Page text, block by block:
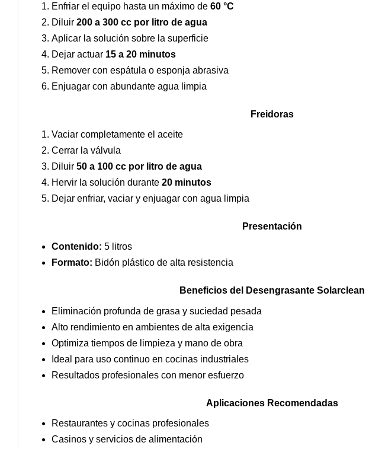
Enfriar el equipo hasta un máximo de 60 °C
Diluir 200 a 300 cc por litro de agua
Aplicar la solución sobre la superficie
Dejar actuar 15 a 20 minutos
Remover con espátula o esponja abrasiva
Enjuagar con abundante agua limpia
Freidoras
Vaciar completamente el aceite
Cerrar la válvula
Diluir 50 a 100 cc por litro de agua
Hervir la solución durante 20 minutos
Dejar enfriar, vaciar y enjuagar con agua limpia
Presentación
Contenido: 5 litros
Formato: Bidón plástico de alta resistencia
Beneficios del Desengrasante Solarclean
Eliminación profunda de grasa y suciedad pesada
Alto rendimiento en ambientes de alta exigencia
Optimiza tiempos de limpieza y mano de obra
Ideal para uso continuo en cocinas industriales
Resultados profesionales con menor esfuerzo
Aplicaciones Recomendadas
Restaurantes y cocinas profesionales
Casinos y servicios de alimentación